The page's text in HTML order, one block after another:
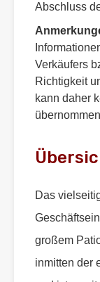
Abschluss
Verkäufers
Richtigkeit
kann daher
Das
großem
inmitten der